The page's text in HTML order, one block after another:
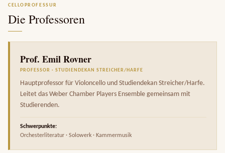
CELLOPROFESSUR
Die Professoren
Prof. Emil Rovner
PROFESSOR · STUDIENDEKAN STREICHER/HARFE
Hauptprofessor für Violoncello und Studiendekan Streicher/Harfe.
Leitet das Weber Chamber Players Ensemble gemeinsam mit
Studierenden.
Schwerpunkte:
Orchesterliteratur · Solowerk · Kammermusik